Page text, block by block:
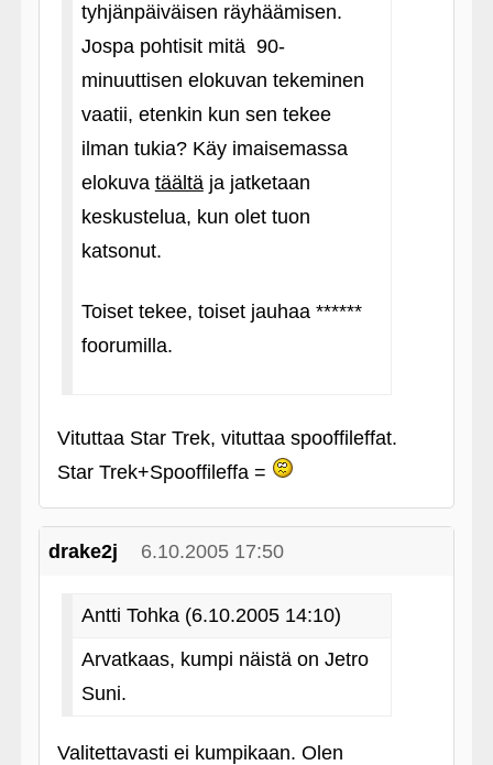
tyhjänpäiväisen räyhäämisen.
Jospa pohtisit mitä 90-
minuuttisen elokuvan tekeminen
vaatii, etenkin kun sen tekee
ilman tukia? Käy imaisemassa
elokuva täältäja jatketaan
keskustelua, kun olet tuon
katsonut.
Toiset tekee, toiset jauhaa ******
foorumilla.
Vituttaa Star Trek, vituttaa spooffileffat.
Star Trek+Spooffileffa =
drake2j 6.10.2005 17:50
Antti Tohka (6.10.2005 14:10)
Arvatkaas, kumpi näistä on Jetro
Suni.
Valitettavasti ei kumpikaan. Olen